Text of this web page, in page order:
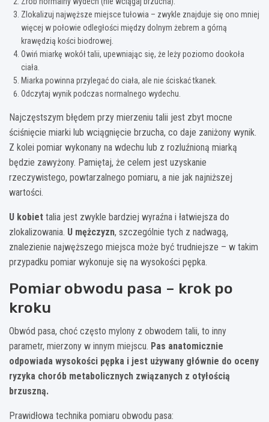
Zlokalizuj najwęższe miejsce tułowia – zwykle znajduje się ono mniej
więcej w połowie odległości między dolnym żebrem a górną
krawędzią kości biodrowej.
Owiń miarkę wokół talii, upewniając się, że leży poziomo dookoła
ciała.
Miarka powinna przylegać do ciała, ale nie ściskać tkanek.
Odczytaj wynik podczas normalnego wydechu.
Najczęstszym błędem przy mierzeniu talii jest zbyt mocne
ściśnięcie miarki lub wciągnięcie brzucha, co daje zaniżony wynik.
Z kolei pomiar wykonany na wdechu lub z rozluźnioną miarką
będzie zawyżony. Pamiętaj, że celem jest uzyskanie
rzeczywistego, powtarzalnego pomiaru, a nie jak najniższej
wartości.
U kobiet talia jest zwykle bardziej wyraźna i łatwiejsza do
zlokalizowania. U mężczyzn, szczególnie tych z nadwagą,
znalezienie najwęższego miejsca może być trudniejsze – w takim
przypadku pomiar wykonuje się na wysokości pępka.
Pomiar obwodu pasa – krok po
kroku
Obwód pasa, choć często mylony z obwodem talii, to inny
parametr, mierzony w innym miejscu. Pas anatomicznie
odpowiada wysokości pępka i jest używany głównie do oceny
ryzyka chorób metabolicznych związanych z otyłością
brzuszną.
Prawidłowa technika pomiaru obwodu pasa: